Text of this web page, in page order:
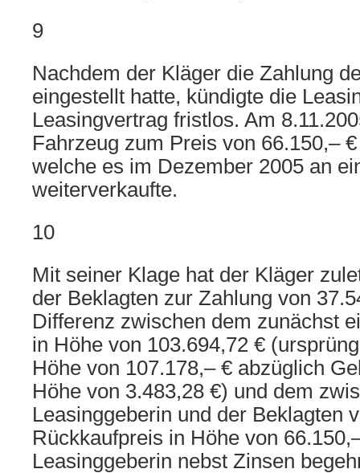
9
Nachdem der Kläger die Zahlung
eingestellt hatte, kündigte die
Leasingvertrag fristlos. Am
Fahrzeug zum Preis von 66.150,–
welche es im Dezember 2005 an
weiterverkaufte.
10
Mit seiner Klage hat der Kläger
der Beklagten zur Zahlung von
Differenz zwischen dem zunächst
in Höhe von 103.694,72 €
Höhe von 107.178,– € abzüglich
Höhe von 3.483,28 €) und dem
Leasinggeberin und der Beklagten
Rückkaufpreis in Höhe von
Leasinggeberin nebst Zinsen